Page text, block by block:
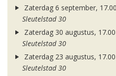
Zaterdag 6 september,
Sleutelstad 30
Zaterdag 30 augustus,
Sleutelstad 30
Zaterdag 23 augustus,
Sleutelstad 30